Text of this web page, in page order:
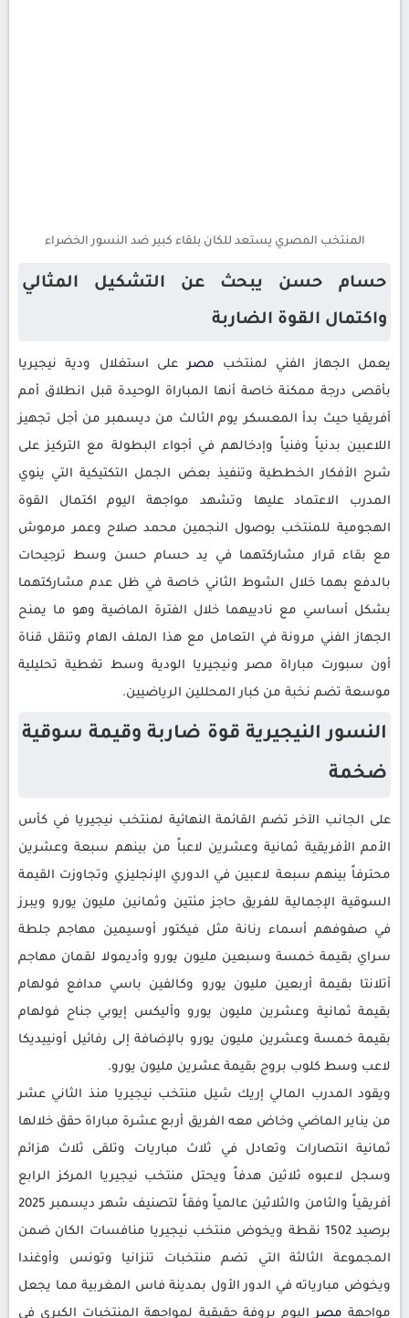
المنتخب المصري يستعد للكان بلقاء كبير ضد النسور الخضراء
حسام حسن يبحث عن التشكيل المثالي
واكتمال القوة الضاربة
يعمل الجهاز الفني لمنتخب مصرعلى استغلال ودية نيجيريا
بأقصى درجة ممكنة خاصة أنها المباراة الوحيدة قبل انطلاق أمم
أفريقيا حيث بدأ المعسكر يوم الثالث من ديسمبر من أجل تجهيز
اللاعبين بدنياً وفنياً وإدخالهم في أجواء البطولة مع التركيز على
شرح الأفكار الخططية وتنفيذ بعض الجمل التكتيكية التي ينوي
المدرب الاعتماد عليها وتشهد مواجهة اليوم اكتمال القوة
الهجومية للمنتخب بوصول النجمين محمد صلاح وعمر مرموش
مع بقاء قرار مشاركتهما في يد حسام حسن وسط ترجيحات
بالدفع بهما خلال الشوط الثاني خاصة في ظل عدم مشاركتهما
بشكل أساسي مع نادييهما خلال الفترة الماضية وهو ما يمنح
الجهاز الفني مرونة في التعامل مع هذا الملف الهام وتنقل قناة
أون سبورت مباراة مصر ونيجيريا الودية وسط تغطية تحليلية
موسعة تضم نخبة من كبار المحللين الرياضيين.
النسور النيجيرية قوة ضاربة وقيمة سوقية
ضخمة
على الجانب الآخر تضم القائمة النهائية لمنتخب نيجيريا في كأس
الأمم الأفريقية ثمانية وعشرين لاعباً من بينهم سبعة وعشرين
محترفاً بينهم سبعة لاعبين في الدوري الإنجليزي وتجاوزت القيمة
السوقية الإجمالية للفريق حاجز مئتين وثمانين مليون يورو ويبرز
في صفوفهم أسماء رنانة مثل فيكتور أوسيمين مهاجم جلطة
سراي بقيمة خمسة وسبعين مليون يورو وأديمولا لقمان مهاجم
أتلانتا بقيمة أربعين مليون يورو وكالفين باسي مدافع فولهام
بقيمة ثمانية وعشرين مليون يورو وأليكس إيوبي جناح فولهام
بقيمة خمسة وعشرين مليون يورو بالإضافة إلى رفائيل أونييديكا
لاعب وسط كلوب بروج بقيمة عشرين مليون يورو.
ويقود المدرب المالي إريك شيل منتخب نيجيريا منذ الثاني عشر
من يناير الماضي وخاض معه الفريق أربع عشرة مباراة حقق خلالها
ثمانية انتصارات وتعادل في ثلاث مباريات وتلقى ثلاث هزائم
وسجل لاعبوه ثلاثين هدفاً ويحتل منتخب نيجيريا المركز الرابع
أفريقياً والثامن والثلاثين عالمياً وفقاً لتصنيف شهر ديسمبر 2025
برصيد 1502 نقطة ويخوض منتخب نيجيريا منافسات الكان ضمن
المجموعة الثالثة التي تضم منتخبات تنزانيا وتونس وأوغندا
ويخوض مبارياته في الدور الأول بمدينة فاس المغربية مما يجعل
مواجهة مصراليوم بروفة حقيقية لمواجهة المنتخبات الكبرى في